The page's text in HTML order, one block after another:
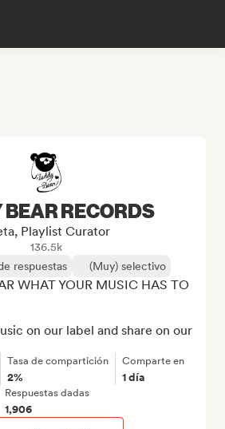
BEAR RECORDS
Playlist Curator
136.5k
respuestas
(Muy) selectivo
WHAT YOUR MUSIC HAS TO
on our label and share on our
Tasa de compartición
2%
Comparte en
1 día
Respuestas dadas
1,906